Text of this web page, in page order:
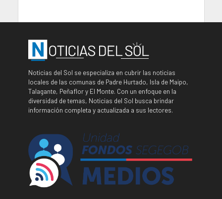
Noticias del Sol se especializa en cubrir las noticias
locales de las comunas de Padre Hurtado, Isla de Maipo,
Talagante, Peñaflor y El Monte. Con un enfoque en la
diversidad de temas, Noticias del Sol busca brindar
información completa y actualizada a sus lectores.